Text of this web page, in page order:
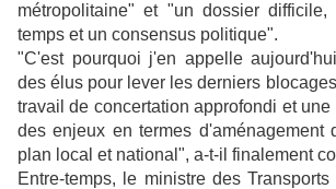
métropolitaine" et "un dossier
temps et un consensus politique".
"C'est pourquoi j'en appelle
des élus pour lever les derniers
travail de concertation approfondi et
des enjeux en termes d'aménagement
plan local et national", a-t-il finalement
Entre-temps, le ministre des